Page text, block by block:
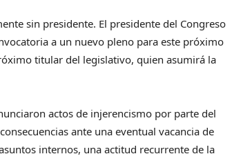
sin presidente. El presidente del Congreso
a un nuevo pleno para este próximo
titular del legislativo, quien asumirá la
actos de injerencismo por parte del
ante una eventual vacancia de
internos, una actitud recurrente de la